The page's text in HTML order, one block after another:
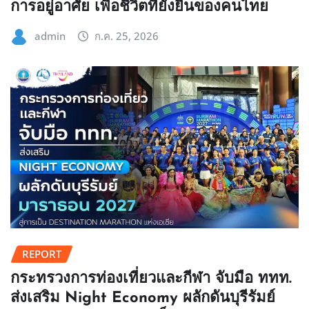
การอยู่อาศัย เพื่อชีวิตที่ยั่งยืนของคนไทย
admin ก.ค. 25, 2026
REPORT
กระทรวงการท่องเที่ยวและกีฬา จับมือ ททท.
ส่งเสริม Night Economy ผลักดันบุรีรัมย์